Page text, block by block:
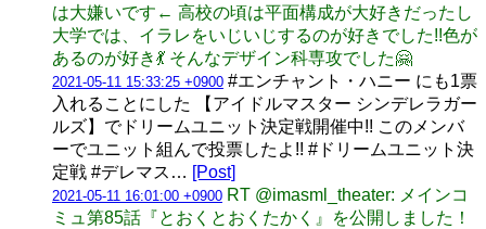
は大嫌いです← 高校の頃は平面構成が大好きだったし
大学では、イラレをいじいじするのが好きでした!!色が
あるのが好き💃 そんなデザイン科専攻でした🤗
2021-05-11 15:33:25 +0900 #エンチャント・ハニー にも1票
入れることにした 【アイドルマスター シンデレラガー
ルズ】でドリームユニット決定戦開催中!! このメンバ
ーでユニット組んで投票したよ!! #ドリームユニット決
定戦 #デレマス… [Post]
2021-05-11 16:01:00 +0900 RT @imasml_theater: メインコ
ミュ第85話『とおくとおくたかく』を公開しました！